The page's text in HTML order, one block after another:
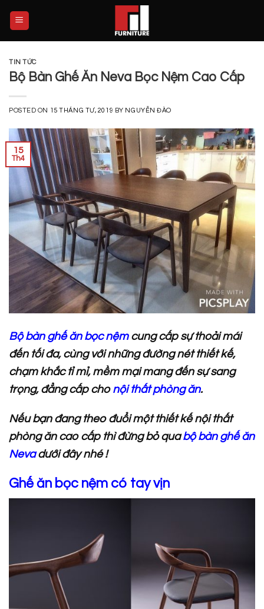
TIN TỨC
Bộ Bàn Ghế Ăn Neva Bọc Nệm Cao Cấp
POSTED ON 15 THÁNG TƯ, 2019 BY NGUYỄN ĐÀO
15
Th4
Bộ bàn ghế ăn bọc nệm cung cấp sự thoải mái
đến tối đa, cùng với những đường nét thiết kế,
chạm khắc tỉ mỉ, mềm mại mang đến sự sang
trọng, đẳng cấp cho nội thất phòng ăn.
Nếu bạn đang theo đuổi một thiết kế nội thất
phòng ăn cao cấp thì đừng bỏ quabộ bàn ghế ăn
Nevadưới đây nhé !
Ghế ăn bọc nệm có tay vịn